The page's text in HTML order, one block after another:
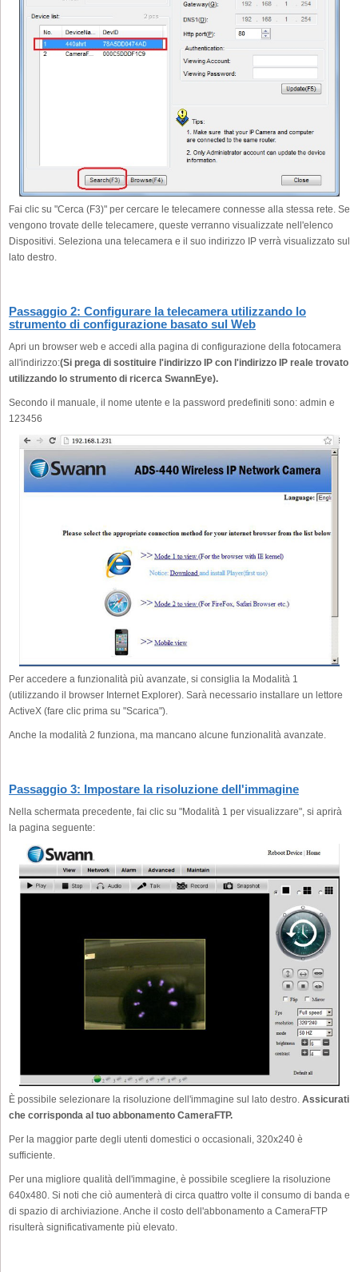
Fai clic su "Cerca (F3)" per cercare le telecamere connesse alla stessa rete. Se
vengono trovate delle telecamere, queste verranno visualizzate nell'elenco
Dispositivi. Seleziona una telecamera e il suo indirizzo IP verrà visualizzato sul
lato destro.
Passaggio 2: Configurare la telecamera utilizzando lo
strumento di configurazione basato sul Web
Apri un browser web e accedi alla pagina di configurazione della fotocamera
all'indirizzo:(Si prega di sostituire l'indirizzo IP con l'indirizzo IP reale trovato
utilizzando lo strumento di ricerca SwannEye).
Secondo il manuale, il nome utente e la password predefiniti sono: admin e
123456
Per accedere a funzionalità più avanzate, si consiglia la Modalità 1
(utilizzando il browser Internet Explorer). Sarà necessario installare un lettore
ActiveX (fare clic prima su "Scarica").
Anche la modalità 2 funziona, ma mancano alcune funzionalità avanzate.
Passaggio 3: Impostare la risoluzione dell'immagine
Nella schermata precedente, fai clic su "Modalità 1 per visualizzare", si aprirà
la pagina seguente:
È possibile selezionare la risoluzione dell'immagine sul lato destro. Assicurati
che corrisponda al tuo abbonamento CameraFTP.
Per la maggior parte degli utenti domestici o occasionali, 320x240 è
sufficiente.
Per una migliore qualità dell'immagine, è possibile scegliere la risoluzione
640x480. Si noti che ciò aumenterà di circa quattro volte il consumo di banda e
di spazio di archiviazione. Anche il costo dell'abbonamento a CameraFTP
risulterà significativamente più elevato.